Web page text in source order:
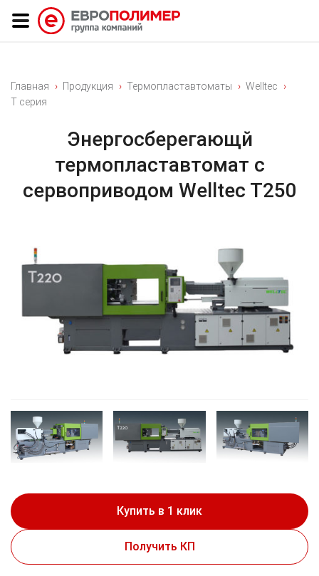
Главная Продукция Термопластавтоматы
Welltec
Т серия
Энергосберегающй
термопластавтомат с
сервоприводом Welltec T250
Купить в 1 клик
Получить КП